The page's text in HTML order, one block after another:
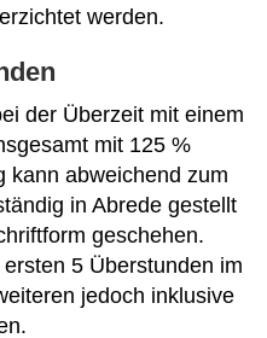
werden.
der Überzeit mit einem
mit 125 %
kann abweichend zum
in Abrede gestellt
geschehen.
5 Überstunden im
jedoch inklusive